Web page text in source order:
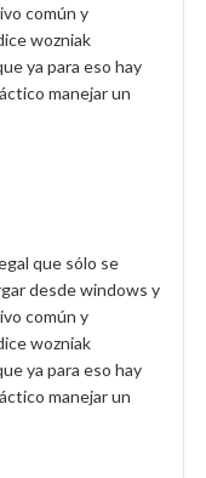
común y
wozniak
ya para eso hay
manejar un
que sólo se
desde windows y
común y
wozniak
ya para eso hay
manejar un